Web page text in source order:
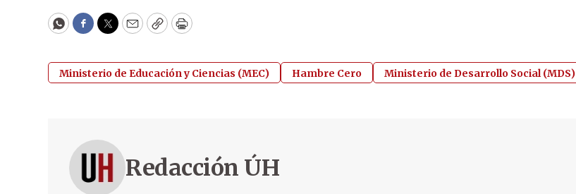
WhatsApp
Facebook
Twitter
EmailCopyPrint
Ministerio de Educación y Ciencias (MEC) Hambre Cero Ministerio de Desarrollo Social (MDS)
Redacción ÚH